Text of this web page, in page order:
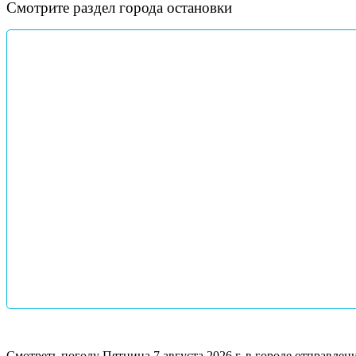
Смотрите раздел города остановки